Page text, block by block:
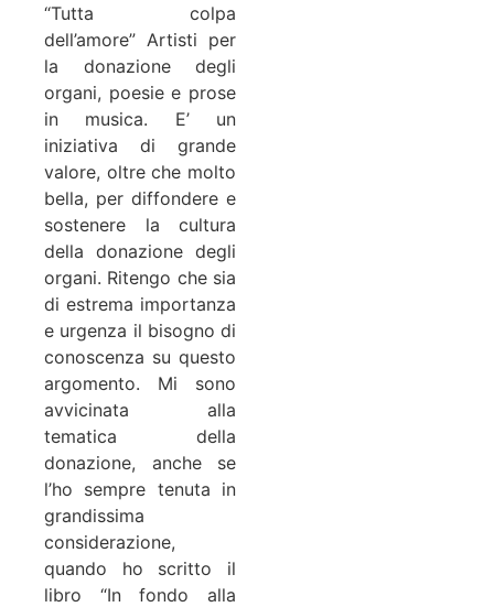
“Tutta colpa
dell’amore” Artisti per
la donazione degli
organi, poesie e prose
in musica. E’ un
iniziativa di grande
valore, oltre che molto
bella, per diffondere e
sostenere la cultura
della donazione degli
organi. Ritengo che sia
di estrema importanza
e urgenza il bisogno di
conoscenza su questo
argomento. Mi sono
avvicinata alla
tematica della
donazione, anche se
l’ho sempre tenuta in
grandissima
considerazione,
quando ho scritto il
libro “In fondo alla